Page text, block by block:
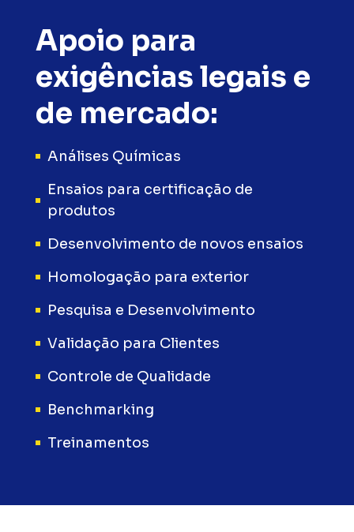
Apoio para
exigências legais e
de mercado:
Análises Químicas
Ensaios para certificação de
produtos
Desenvolvimento de novos ensaios
Homologação para exterior
Pesquisa e Desenvolvimento
Validação para Clientes
Controle de Qualidade
Benchmarking
Treinamentos